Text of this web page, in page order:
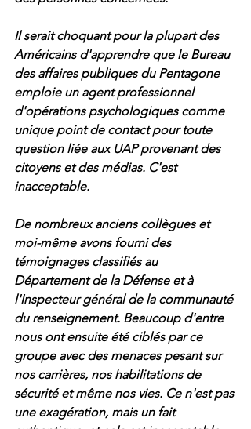
Il serait choquant pour la plupart des
Américains d'apprendre que le Bureau
des affaires publiques du Pentagone
emploie un agent professionnel
d'opérations psychologiques comme
unique point de contact pour toute
question liée aux UAP provenant des
citoyens et des médias. C'est
inacceptable.
De nombreux anciens collègues et
moi-même avons fourni des
témoignages classifiés au
Département de la Défense et à
l'Inspecteur général de la communauté
du renseignement. Beaucoup d'entre
nous ont ensuite été ciblés par ce
groupe avec des menaces pesant sur
nos carrières, nos habilitations de
sécurité et même nos vies. Ce n'est pas
une exagération, mais un fait